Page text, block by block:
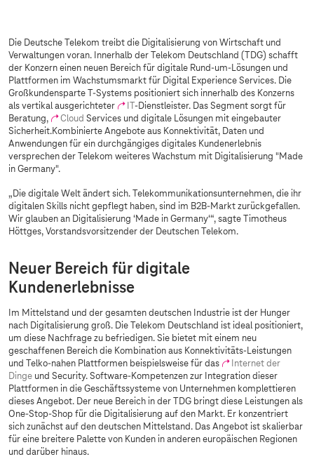
Die Deutsche Telekom treibt die Digitalisierung von Wirtschaft und
Verwaltungen voran. Innerhalb der Telekom Deutschland (TDG) schafft
der Konzern einen neuen Bereich für digitale Rund-um-Lösungen und
Plattformen im Wachstumsmarkt für Digital Experience Services. Die
Großkundensparte T-Systems positioniert sich innerhalb des Konzerns
als vertikal ausgerichteter
IT-Dienstleister. Das Segment sorgt für
Beratung,
Cloud Services und digitale Lösungen mit eingebauter
Sicherheit.Kombinierte Angebote aus Konnektivität, Daten und
Anwendungen für ein durchgängiges digitales Kundenerlebnis
versprechen der Telekom weiteres Wachstum mit Digitalisierung "Made
in Germany".
„Die digitale Welt ändert sich. Telekommunikationsunternehmen, die ihr
digitalen Skills nicht gepflegt haben, sind im B2B-Markt zurückgefallen.
Wir glauben an Digitalisierung ‘Made in Germany‘“, sagte Timotheus
Höttges, Vorstandsvorsitzender der Deutschen Telekom.
Neuer Bereich für digitale
Kundenerlebnisse
Im Mittelstand und der gesamten deutschen Industrie ist der Hunger
nach Digitalisierung groß. Die Telekom Deutschland ist ideal positioniert,
um diese Nachfrage zu befriedigen. Sie bietet mit einem neu
geschaffenen Bereich die Kombination aus Konnektivitäts-Leistungen
und Telko-nahen Plattformen beispielsweise für das
Internet der
Dinge und Security. Software-Kompetenzen zur Integration dieser
Plattformen in die Geschäftssysteme von Unternehmen komplettieren
dieses Angebot. Der neue Bereich in der TDG bringt diese Leistungen als
One-Stop-Shop für die Digitalisierung auf den Markt. Er konzentriert
sich zunächst auf den deutschen Mittelstand. Das Angebot ist skalierbar
für eine breitere Palette von Kunden in anderen europäischen Regionen
und darüber hinaus.